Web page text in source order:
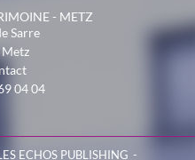
- METZ
Sarre
Metz
04 04
ECHOS PUBLISHING